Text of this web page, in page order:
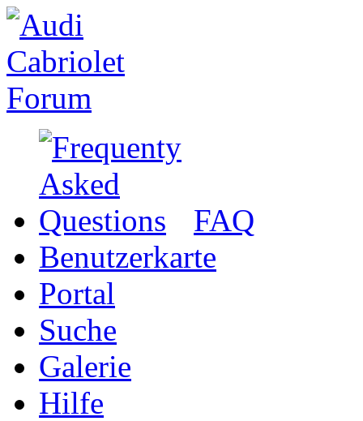
FAQ
Benutzerkarte
Portal
Suche
Galerie
Hilfe